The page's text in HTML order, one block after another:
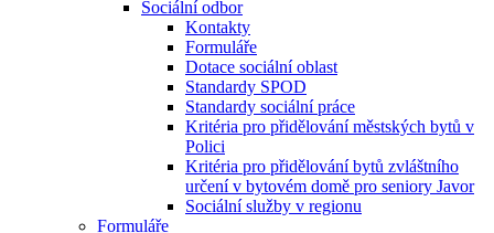
Sociální odbor
Kontakty
Formuláře
Dotace sociální oblast
Standardy SPOD
Standardy sociální práce
Kritéria pro přidělování městských bytů v
Polici
Kritéria pro přidělování bytů zvláštního
určení v bytovém domě pro seniory Javor
Sociální služby v regionu
Formuláře